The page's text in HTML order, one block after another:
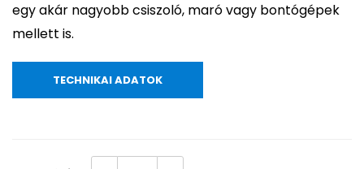
egy akár nagyobb csiszoló, maró vagy bontógépek
mellett is.
TECHNIKAI ADATOK